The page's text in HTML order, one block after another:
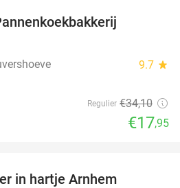
9.7 star
Regulier €34,10
€17,95
in hartje Arnhem